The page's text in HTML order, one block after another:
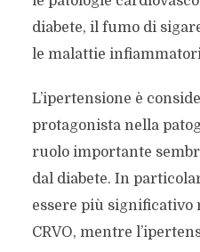
diabete, il fumo di
le malattie
L’ipertensione è
protagonista nella
ruolo importante
dal diabete. In
essere più significativo
CRVO, mentre